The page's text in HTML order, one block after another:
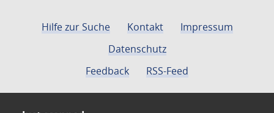
Hilfe zur Suche Kontakt
Impressum
Datenschutz
Feedback
RSS-Feed